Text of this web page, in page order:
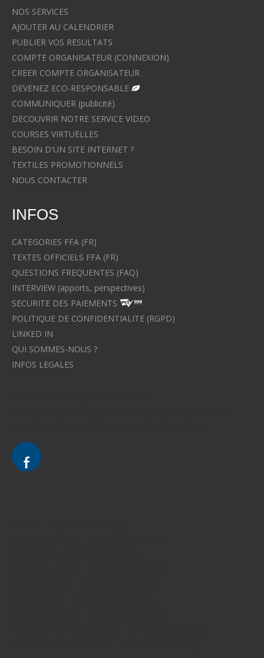
NOS SERVICES
AJOUTER AU CALENDRIER
PUBLIER VOS RESULTATS
COMPTE ORGANISATEUR (CONNEXION)
CREER COMPTE ORGANISATEUR
DEVENEZ ECO-RESPONSABLE
COMMUNIQUER (publicité)
DECOUVRIR NOTRE SERVICE VIDEO
COURSES VIRTUELLES
BESOIN D'UN SITE INTERNET ?
TEXTILES PROMOTIONNELS
NOUS CONTACTER
INFOS
CATEGORIES FFA (FR)
TEXTES OFFICIELS FFA (FR)
QUESTIONS FREQUENTES (FAQ)
INTERVIEW (apports, perspectives)
SECURITE DES PAIEMENTS
POLITIQUE DE CONFIDENTIALITE (RGPD)
LINKED IN
QUI SOMMES-NOUS ?
INFOS LEGALES